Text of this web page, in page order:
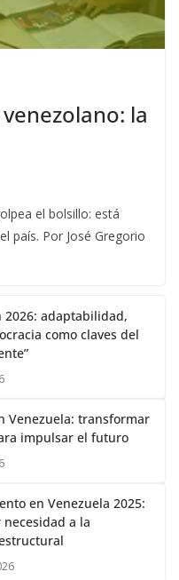
la
el bolsillo: está
país. Por José Gregorio
2026: adaptabilidad,
como claves del
Venezuela: transformar
impulsar el futuro
en Venezuela 2025:
a la